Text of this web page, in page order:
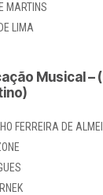
MARTINS
LIMA
Musical –
FERREIRA DE